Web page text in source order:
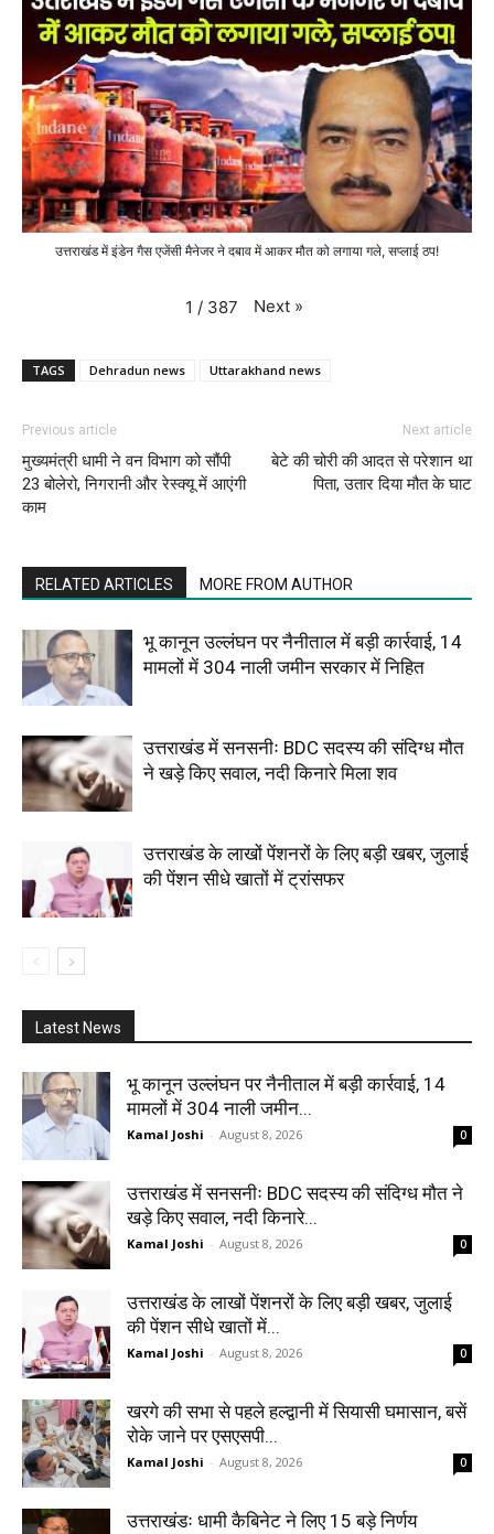
उत्तराखंड में इंडेन गैस एजेंसी मैनेजर ने दबाव में आकर मौत को लगाया गले, सप्लाई ठप!
1 / 387 Next »
TAGS Dehradun news Uttarakhand news
Previous article
मुख्यमंत्री धामी ने वन विभाग को सौंपी
23 बोलेरो, निगरानी और रेस्क्यू में आएंगी
काम
Next article
बेटे की चोरी की आदत से परेशान था
पिता, उतार दिया मौत के घाट
RELATED ARTICLES MORE FROM AUTHOR
भू कानून उल्लंघन पर नैनीताल में बड़ी कार्रवाई, 14
मामलों में 304 नाली जमीन सरकार में निहित
उत्तराखंड में सनसनीः BDC सदस्य की संदिग्ध मौत
ने खड़े किए सवाल, नदी किनारे मिला शव
उत्तराखंड के लाखों पेंशनरों के लिए बड़ी खबर, जुलाई
की पेंशन सीधे खातों में ट्रांसफर
Latest News
भू कानून उल्लंघन पर नैनीताल में बड़ी कार्रवाई, 14
मामलों में 304 नाली जमीन...
Kamal Joshi - August 8, 2026 0
उत्तराखंड में सनसनीः BDC सदस्य की संदिग्ध मौत ने
खड़े किए सवाल, नदी किनारे...
Kamal Joshi - August 8, 2026 0
उत्तराखंड के लाखों पेंशनरों के लिए बड़ी खबर, जुलाई
की पेंशन सीधे खातों में...
Kamal Joshi - August 8, 2026 0
खरगे की सभा से पहले हल्द्वानी में सियासी घमासान, बसें
रोके जाने पर एसएसपी...
Kamal Joshi - August 8, 2026 0
उत्तराखंडः धामी कैबिनेट ने लिए 15 बड़े निर्णय